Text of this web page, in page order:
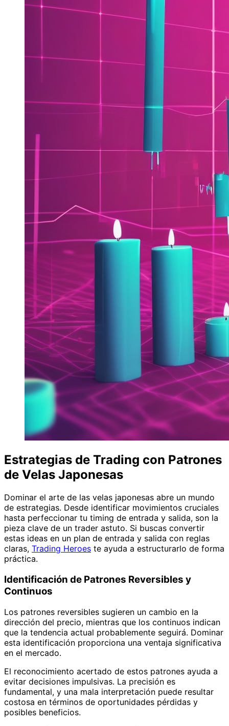
Estrategias de Trading con Patrones
de Velas Japonesas
Dominar el arte de las velas japonesas abre un mundo
de estrategias. Desde identificar movimientos cruciales
hasta perfeccionar tu timing de entrada y salida, son la
pieza clave de un trader astuto. Si buscas convertir
estas ideas en un plan de entrada y salida con reglas
claras, Trading Heroes te ayuda a estructurarlo de forma
práctica.
Identificación de Patrones Reversibles y
Continuos
Los patrones reversibles sugieren un cambio en la
dirección del precio, mientras que los continuos indican
que la tendencia actual probablemente seguirá. Dominar
esta identificación proporciona una ventaja significativa
en el mercado.
El reconocimiento acertado de estos patrones ayuda a
evitar decisiones impulsivas. La precisión es
fundamental, y una mala interpretación puede resultar
costosa en términos de oportunidades pérdidas y
posibles beneficios.